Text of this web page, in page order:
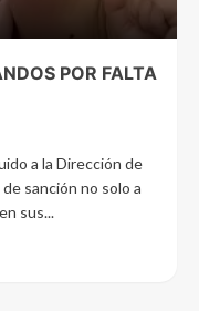
POR FALTA
a la Dirección de
sanción no solo a
sus...